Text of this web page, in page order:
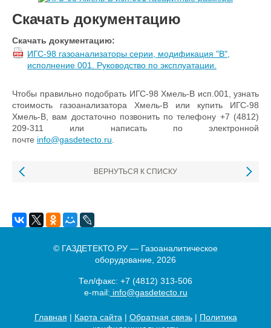
Скачать документацию
Скачать документацию:
ИГС-98 газоанализаторы серии, модификация "В",
исполнение 001. Руководство по эксплуатации.
Чтобы правильно подобрать ИГС-98 Хмель-В исп.001, узнать
стоимость газоанализатора Хмель-В или купить ИГС-98
Хмель-В, вам достаточно позвонить по телефону +7 (4812)
209-311 или написать по электронной
почте info@gasdetecto.ru.
ВЕРНУТЬСЯ К СПИСКУ
© ГАЗДЕТЕКТО.РУ — Газоаналитическое
оборудование, 2026
Тел/факс: +7 (4812) 313-506
e-mail: info@gasdetecto.ru
Главная | Карта сайта| Обратная связь| Политика